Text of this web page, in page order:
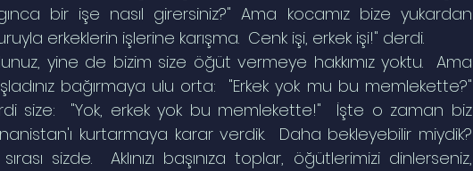
bir işe nasıl girersiniz?" Ama kocamız bize yukardan
erkeklerin işlerine karışma.  Cenk işi, erkek işi!" derdi.
yine de bizim size öğüt vermeye hakkımız yoktu.  Ama
bağırmaya ulu orta:  "Erkek yok mu bu memlekette?"
size:  "Yok, erkek yok bu memlekette!"  İşte o zaman biz
kurtarmaya karar verdik.  Daha bekleyebilir miydik?
sizde.  Aklınızı başınıza toplar, öğütlerimizi dinlerseniz,